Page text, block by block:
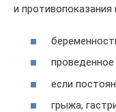
и
проведенное
если
грыжа,